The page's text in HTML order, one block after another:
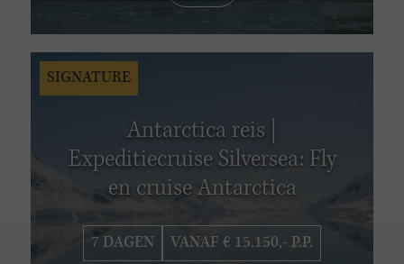
Antarctica reis |
Expeditiecruise Silversea: Fly
en cruise Antarctica
7 DAGEN VANAF € 15.150,- P.P.
SIGNATURE